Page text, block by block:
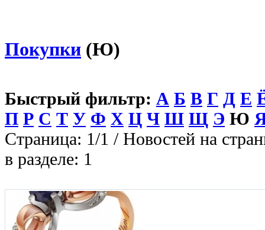
Покупки (Ю)
Быстрый фильтр: А Б В Г Д Е
П Р С Т У Ф Х Ц Ч Ш Щ Э Ю
Страница: 1/1 / Новостей на
в разделе: 1